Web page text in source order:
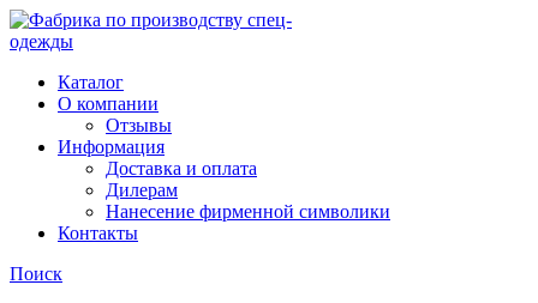
Каталог
О компании
Отзывы
Информация
Доставка и оплата
Дилерам
Нанесение фирменной символики
Контакты
Поиск